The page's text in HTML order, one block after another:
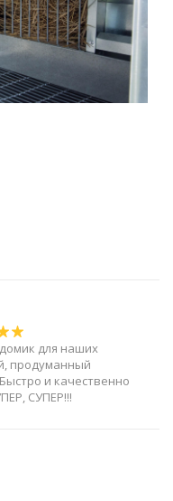
для наших
продуманный
и качественно
СУПЕР!!!